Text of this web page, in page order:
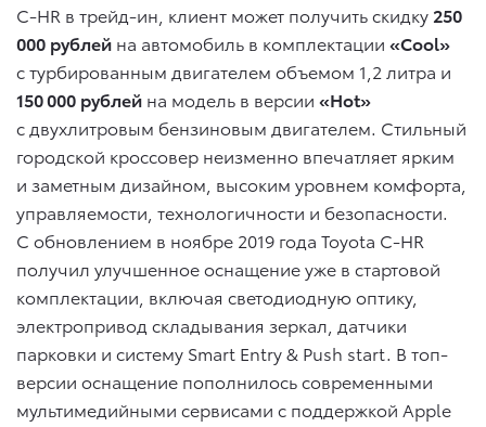
C-HR в трейд-ин, клиент может получить скидку 250
000 рублей на автомобиль в комплектации «Cool»
с турбированным двигателем объемом 1,2 литра и
150 000 рублей на модель в версии «Hot»
с двухлитровым бензиновым двигателем. Стильный
городской кроссовер неизменно впечатляет ярким
и заметным дизайном, высоким уровнем комфорта,
управляемости, технологичности и безопасности.
С обновлением в ноябре 2019 года Toyota C-HR
получил улучшенное оснащение уже в стартовой
комплектации, включая светодиодную оптику,
электропривод складывания зеркал, датчики
парковки и систему Smart Entry & Push start. В топ-
версии оснащение пополнилось современными
мультимедийными сервисами с поддержкой Apple